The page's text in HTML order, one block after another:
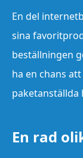
En del
sina
beställningen
ha en chans
paketanställda
En rad